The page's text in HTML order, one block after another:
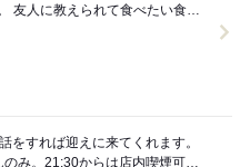
をすれば迎えに来てくれます。
み。21:30からは店内喫煙可で